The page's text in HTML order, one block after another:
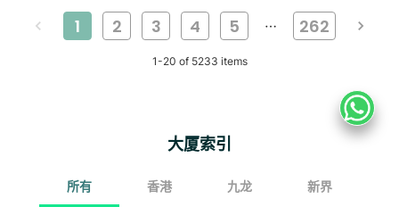
1 2 3 4 5 … 262
1-20 of 5233 items
大厦索引
所有 香港 九龙 新界